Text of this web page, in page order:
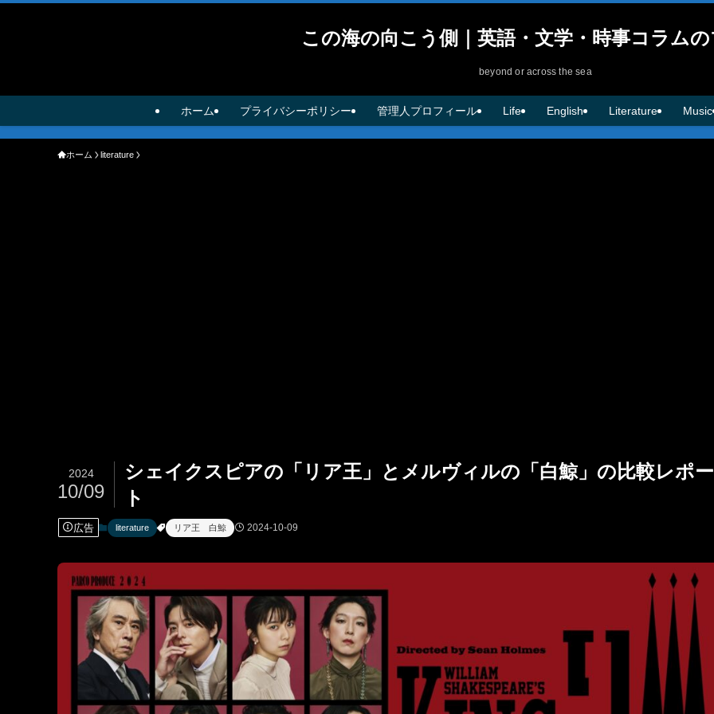
この海の向こう側｜英語・文学・時事コラム
beyond or across the sea
ホーム プライバシーポリシー 管理人プロフィール Life English Literature Music
ホーム literature
シェイクスピアの「リア王」とメルヴィルの「白鯨」の比較レポー
ト
2024
10/09
広告 literature リア王 白鯨 2024-10-09